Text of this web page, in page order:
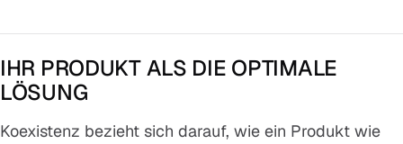
IHR PRODUKT ALS DIE OPTIMALE
LÖSUNG
Koexistenz bezieht sich darauf, wie ein Produkt wie